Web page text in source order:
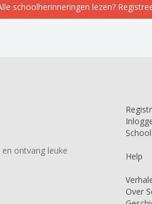
schoolherinneringen lezen?
en ontvang leuke
Help
Over